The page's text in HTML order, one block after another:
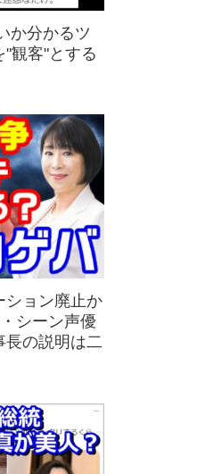
か分かるツ
"観客"とする
ション廃止か
シーン声優
長の説明は二